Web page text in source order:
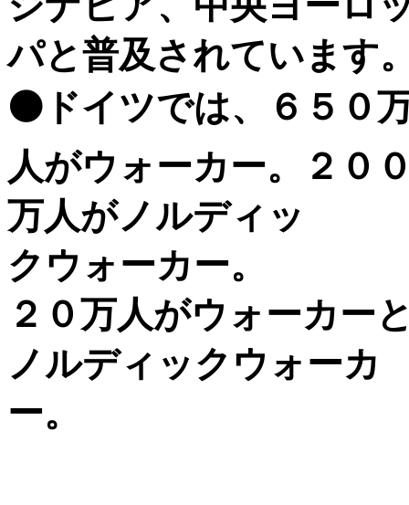
パと普及されています
⚫️ドイツでは、６５０
人がウォーカー。２０
万人がノルディッ
クウォーカー。
２０万人がウォーカー
ノルディックウォーカ
ー。